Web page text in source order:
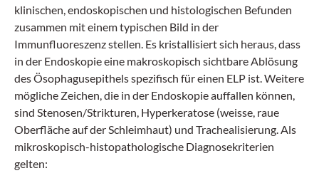
klinischen, endoskopischen und histologischen Befunden
zusammen mit einem typischen Bild in der
Immunfluoreszenz stellen. Es kristallisiert sich heraus, dass
in der Endoskopie eine makroskopisch sichtbare Ablösung
des Ösophagusepithels spezifisch für einen ELP ist. Weitere
mögliche Zeichen, die in der Endoskopie auffallen können,
sind Stenosen/Strikturen, Hyperkeratose (weisse, raue
Oberfläche auf der Schleimhaut) und Trachealisierung. Als
mikroskopisch-histopathologische Diagnosekriterien
gelten: